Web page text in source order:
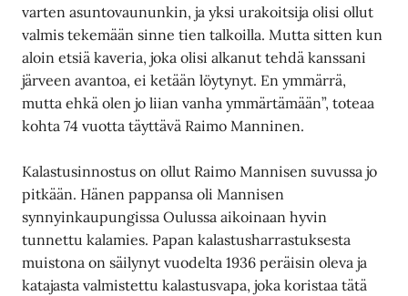
varten asuntovaununkin, ja yksi urakoitsija olisi ollut
valmis tekemään sinne tien talkoilla. Mutta sitten kun
aloin etsiä kaveria, joka olisi alkanut tehdä kanssani
järveen avantoa, ei ketään löytynyt. En ymmärrä,
mutta ehkä olen jo liian vanha ymmärtämään”, toteaa
kohta 74 vuotta täyttävä Raimo Manninen.
Kalastusinnostus on ollut Raimo Mannisen suvussa jo
pitkään. Hänen pappansa oli Mannisen
synnyinkaupungissa Oulussa aikoinaan hyvin
tunnettu kalamies. Papan kalastusharrastuksesta
muistona on säilynyt vuodelta 1936 peräisin oleva ja
katajasta valmistettu kalastusvapa, joka koristaa tätä